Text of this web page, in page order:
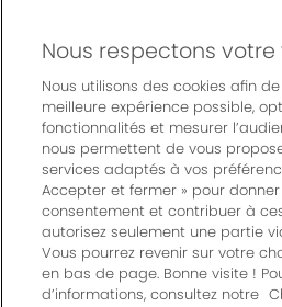
Suivez-nous
© Bordeaux Events And More |
20088 - 33070
Mentions
Règlement général des
Un événement organisé par
Nous respectons votre
Nous utilisons des cookies afin
meilleure expérience possible,
fonctionnalités et mesurer
nous permettent de vous
services adaptés à vos
Accepter et fermer » pour
consentement et contribuer à
autorisez seulement une partie
Vous pourrez revenir sur votre
en bas de page. Bonne visite !
d’informations, consultez notre